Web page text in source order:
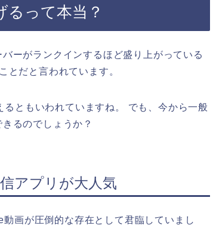
るって本当？
ーがランクインするほど盛り上がっている
とだと言われています。
ともいわれていますね。 でも、今から一般
るのでしょうか？
アプリが大人気
画が圧倒的な存在として君臨していまし